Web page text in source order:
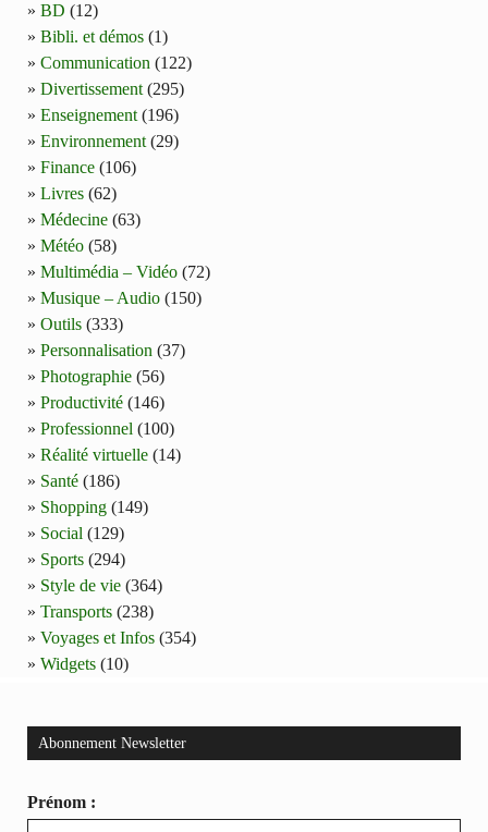
BD (12)
Bibli. et démos (1)
Communication (122)
Divertissement (295)
Enseignement (196)
Environnement (29)
Finance (106)
Livres (62)
Médecine (63)
Météo (58)
Multimédia – Vidéo (72)
Musique – Audio (150)
Outils (333)
Personnalisation (37)
Photographie (56)
Productivité (146)
Professionnel (100)
Réalité virtuelle (14)
Santé (186)
Shopping (149)
Social (129)
Sports (294)
Style de vie (364)
Transports (238)
Voyages et Infos (354)
Widgets (10)
Abonnement Newsletter
Prénom :